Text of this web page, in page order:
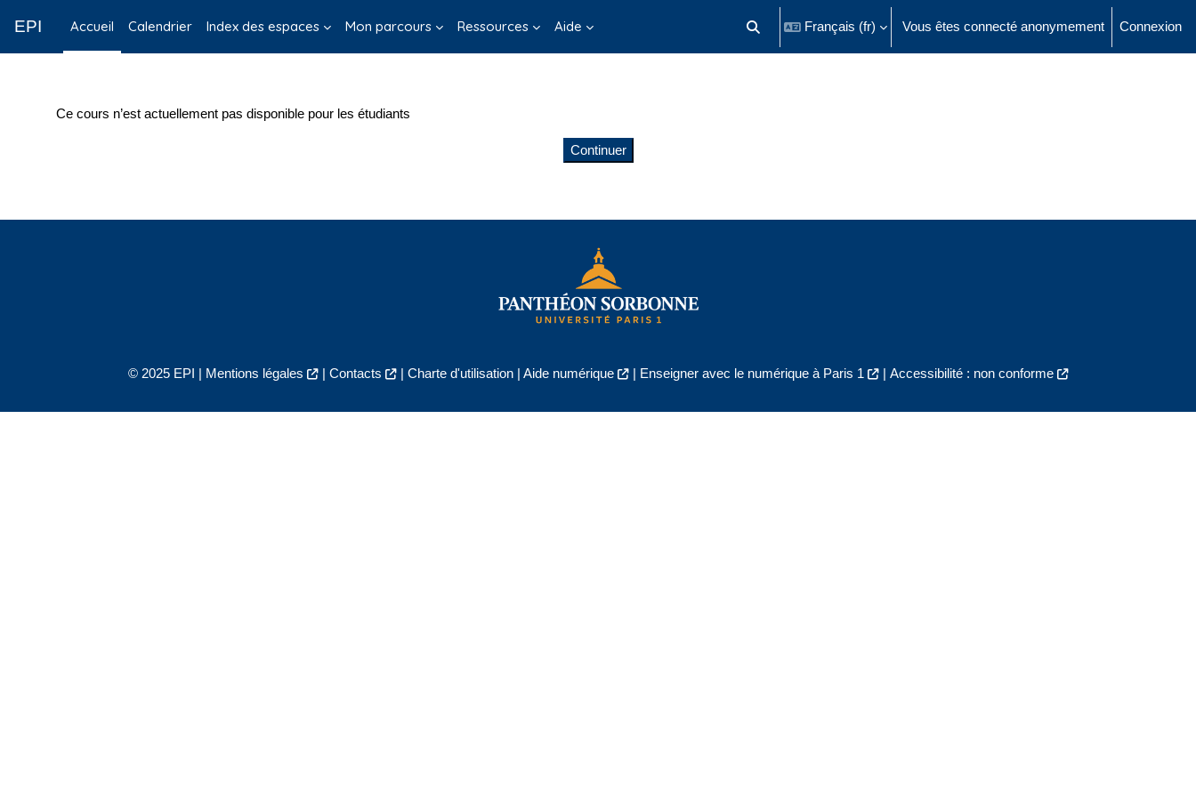
EPI Accueil Calendrier Index des espaces Mon parcours Ressources Aide Activer/désactiver la saisie de recherche
Français ‎(fr)‎ Vous êtes connecté anonymement Connexion
Ce cours n’est actuellement pas disponible pour les étudiants
Continuer
© 2025 EPI | Mentions légales | Contacts | Charte d'utilisation| Aide numérique | Enseigner avec le numérique à Paris 1 | Accessibilité : non conforme